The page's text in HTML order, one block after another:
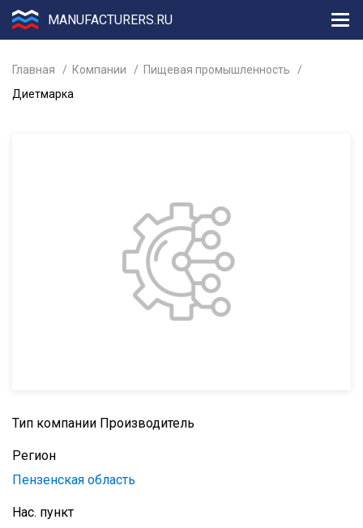
MANUFACTURERS.RU
Главная Компании
Пищевая промышленность
Диетмарка
Тип компании Производитель
Регион
Пензенская область
Нас. пункт